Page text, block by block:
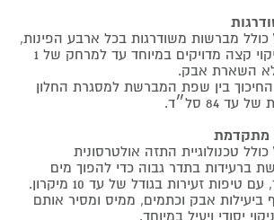
ה-2 WINBOT mini כולל מברשות משודרגות בכל ארבע הפינות,
המספקות ביצועי ניקוי קצה מדויקים במיוחד עד למרחק של 1
השארת אבק.
החיכוך בין שפת המברשת למסגרת החלון
84 סל״ד.
מתקדמת
ה-2 WINBOT mini כולל טכנולוגיית התזה אולטרסונית
בתדר גבוה כדי להפוך מים
לערפל עדין במיוחד, עם טיפות זעירות בגודל של עד 10 מיקרון.
ביעילות אבק וכתמים, ממיס ומסיר אותם
יסודי ויעיל במיוחד.